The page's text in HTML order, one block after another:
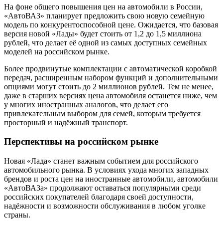
На фоне общего повышения цен на автомобили в России,
«АвтоВАЗ» планирует предложить свою новую семейную
модель по конкурентоспособной цене. Ожидается, что базовая
версия новой «Лады» будет стоить от 1,2 до 1,5 миллиона
рублей, что делает её одной из самых доступных семейных
моделей на российском рынке.
Более продвинутые комплектации с автоматической коробкой
передач, расширенным набором функций и дополнительными
опциями могут стоить до 2 миллионов рублей. Тем не менее,
даже в старших версиях цена автомобиля останется ниже, чем
у многих иностранных аналогов, что делает его
привлекательным выбором для семей, которым требуется
просторный и надёжный транспорт.
Перспективы на российском рынке
Новая «Лада» станет важным событием для российского
автомобильного рынка. В условиях ухода многих западных
брендов и роста цен на иностранные автомобили, автомобили
«АвтоВАЗа» продолжают оставаться популярными среди
российских покупателей благодаря своей доступности,
надёжности и возможности обслуживания в любом уголке
страны.